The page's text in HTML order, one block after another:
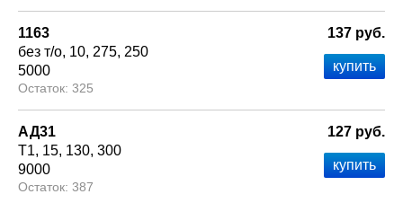
1163
без т/о 10 275 250
5000
325
137 руб.
АД31
Т1 15 130 300
9000
387
127 руб.